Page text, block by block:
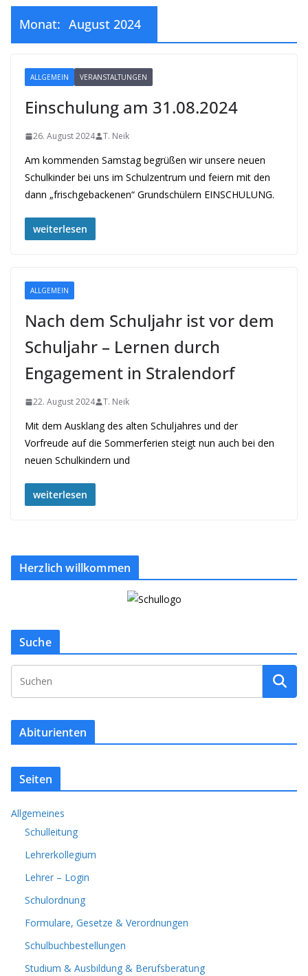
Monat: August 2024
ALLGEMEIN VERANSTALTUNGEN
Einschulung am 31.08.2024
26. August 2024 T. Neik
Am kommenden Samstag begrüßen wir unsere neuen
Schulkinder bei uns im Schulzentrum und feiern mit den
dann „frischgebackenen“ Grundschülern EINSCHULUNG.
weiterlesen
ALLGEMEIN
Nach dem Schuljahr ist vor dem
Schuljahr – Lernen durch
Engagement in Stralendorf
22. August 2024 T. Neik
Mit dem Ausklang des alten Schuljahres und der
Vorfreude auf die Sommerferien steigt nun auch bei den
neuen Schulkindern und
weiterlesen
Herzlich willkommen
Suche
Abiturienten
Seiten
Allgemeines
Schulleitung
Lehrerkollegium
Lehrer – Login
Schulordnung
Formulare, Gesetze & Verordnungen
Schulbuchbestellungen
Studium & Ausbildung & Berufsberatung